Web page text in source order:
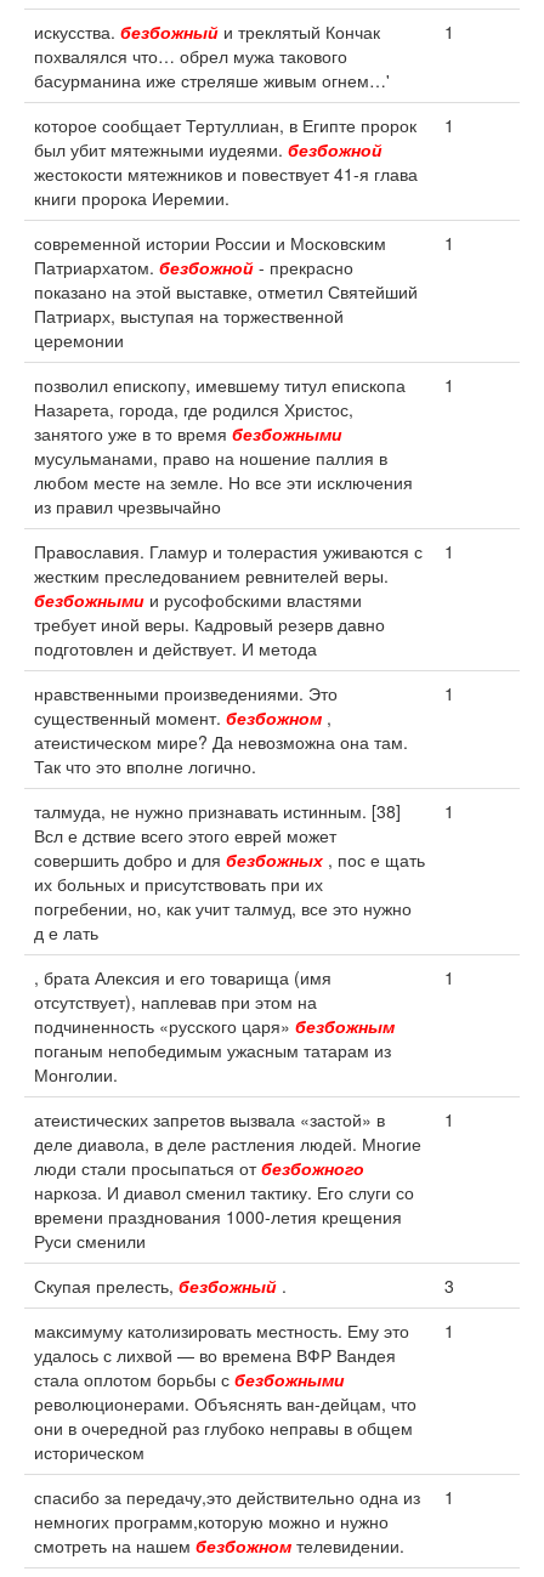
искусства. безбожный и треклятый Кончак
похвалялся что… обрел мужа такового
басурманина иже стреляше живым огнем…'
1
которое сообщает Тертуллиан, в Египте пророк
был убит мятежными иудеями. безбожной
жестокости мятежников и повествует 41-я глава
книги пророка Иеремии.
1
современной истории России и Московским
Патриархатом. безбожной - прекрасно
показано на этой выставке, отметил Святейший
Патриарх, выступая на торжественной
церемонии
1
позволил епископу, имевшему титул епископа
Назарета, города, где родился Христос,
занятого уже в то время безбожными
мусульманами, право на ношение паллия в
любом месте на земле. Но все эти исключения
из правил чрезвычайно
1
Православия. Гламур и толерастия уживаются с
жестким преследованием ревнителей веры.
безбожными и русофобскими властями
требует иной веры. Кадровый резерв давно
подготовлен и действует. И метода
1
нравственными произведениями. Это
существенный момент. безбожном ,
атеистическом мире? Да невозможна она там.
Так что это вполне логично.
1
талмуда, не нужно признавать истинным. [38]
Всл е дствие всего этого еврей может
совершить добро и для безбожных , пос е щать
их больных и присутствовать при их
погребении, но, как учит талмуд, все это нужно
д е лать
1
, брата Алексия и его товарища (имя
отсутствует), наплевав при этом на
подчиненность «русского царя» безбожным
поганым непобедимым ужасным татарам из
Монголии.
1
атеистических запретов вызвала «застой» в
деле диавола, в деле растления людей. Многие
люди стали просыпаться отбезбожного
наркоза. И диавол сменил тактику. Его слуги со
времени празднования 1000-летия крещения
Руси сменили
1
Скупая прелесть, безбожный .
3
максимуму католизировать местность. Ему это
удалось с лихвой — во времена ВФР Вандея
стала оплотом борьбы с безбожными
революционерами. Объяснять ван-дейцам, что
они в очередной раз глубоко неправы в общем
историческом
1
спасибо за передачу,это действительно одна из
немногих программ,которую можно и нужно
смотреть на нашем безбожном телевидении.
1